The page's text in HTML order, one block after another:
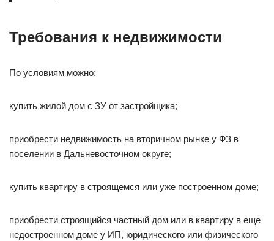
Требования к недвижимости
По условиям можно:
купить жилой дом с ЗУ от застройщика;
приобрести недвижимость на вторичном рынке у ФЗ в
поселении в Дальневосточном округе;
купить квартиру в строящемся или уже построенном доме;
приобрести строящийся частный дом или в квартиру в еще
недостроенном доме у ИП, юридического или физического